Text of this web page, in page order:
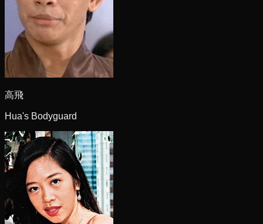
高飛
Hua's Bodyguard